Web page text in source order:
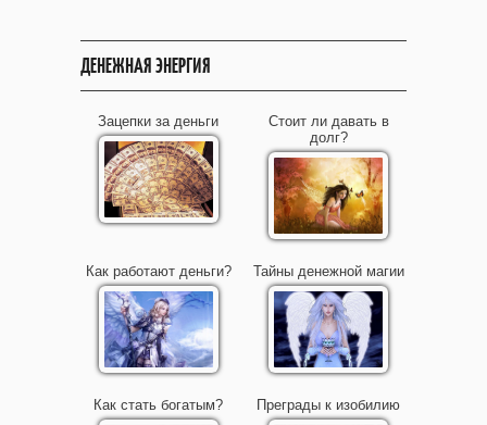
ДЕНЕЖНАЯ ЭНЕРГИЯ
Зацепки за деньги
Стоит ли давать в
долг?
Как работают деньги? Тайны денежной магии
Как стать богатым? Преграды к изобилию